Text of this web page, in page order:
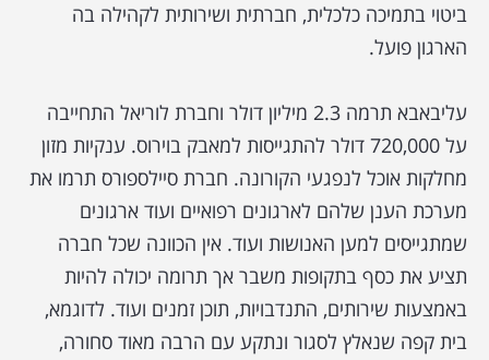
ביטוי בתמיכה כלכלית, חברתית ושירותית לקהילה בה
הארגון פועל.
עליבאבא תרמה 2.3 מיליון דולר וחברת לוריאל התחייבה
על 720,000 דולר להתגייסות למאבק בוירוס. ענקיות מזון
מחלקות אוכל לנפגעי הקורונה. חברת סיילספורס תרמו את
מערכת הענן שלהם לארגונים רפואיים ועוד ארגונים
שמתגייסים למען האנושות ועוד. אין הכוונה שכל חברה
תציע את כסף בתקופות משבר אך תרומה יכולה להיות
באמצעות שירותים, התנדבויות, תוכן זמנים ועוד. לדוגמא,
בית קפה שנאלץ לסגור ונתקע עם הרבה מאוד סחורה,